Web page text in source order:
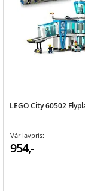
LEGO City 60502
Vår lavpris:
954,-